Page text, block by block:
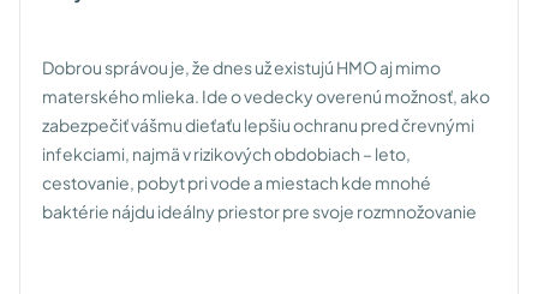
Dobrou správou je, že dnes už existujú HMO aj mimo
materského mlieka. Ide o vedecky overenú možnosť, ako
zabezpečiť vášmu dieťaťu lepšiu ochranu pred črevnými
infekciami, najmä v rizikových obdobiach – leto,
cestovanie, pobyt pri vode a miestach kde mnohé
baktérie nájdu ideálny priestor pre svoje rozmnožovanie